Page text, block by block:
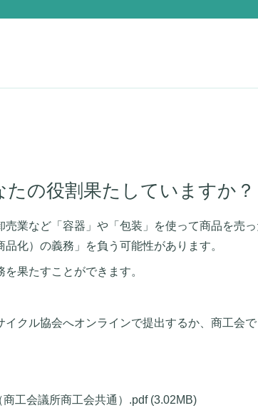
たの役割果たしていますか？
業など「容器」や「包装」を使って商品を売
化）の義務」を負う可能性があります。
果たすことができます。
クル協会へオンラインで提出するか、商工会で
工会議所商工会共通）.pdf (3.02MB)